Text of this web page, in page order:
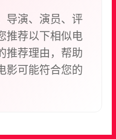
导演、演员、评
推荐以下相似电
推荐理由，帮助
影可能符合您的